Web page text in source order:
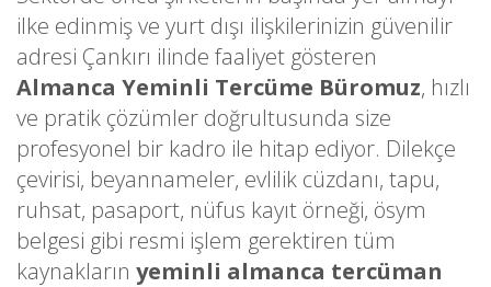
ilke edinmiş ve yurt dışı ilişkilerinizin güvenilir
adresi Çankırı ilinde faaliyet gösteren
Almanca Yeminli Tercüme Büromuz, hızlı
ve pratik çözümler doğrultusunda size
profesyonel bir kadro ile hitap ediyor. Dilekçe
çevirisi, beyannameler, evlilik cüzdanı, tapu,
ruhsat, pasaport, nüfus kayıt örneği, ösym
belgesi gibi resmi işlem gerektiren tüm
kaynakların yeminli almanca tercüman